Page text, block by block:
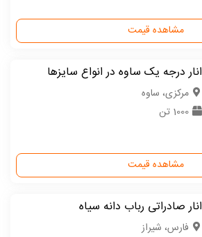
مشاهده قیمت
انار درجه یک ساوه در انواع سایزها
مركزی، ساوه
1000 تن
مشاهده قیمت
انار صادراتی رباب دانه سیاه
فارس، شیراز